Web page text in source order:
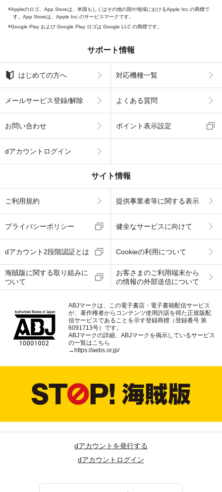
Appleのロゴ、App Storeは、米国もしくはその他の国や地域におけるApple Inc.の商標で
す。App Storeは、Apple Inc.のサービスマークです。
Google Play および Google Play ロゴは Google LLC の商標です。
サポート情報
はじめての方へ 対応機種一覧
メールサービス登録/解除 よくある質問
お問い合わせ ポイント表示設定
dアカウントログイン
サイト情報
ご利用規約 提供事業者等に関する表示
プライバシーポリシー 健全なサービスに向けて
dアカウント2段階認証とは Cookieの利用について
海賊版に関する取り組みに
ついて
お客さまのご利用端末から
の情報の外部送信について
ABJマークは、この電子書店・電子書籍配信サービス
が、著作権者からコンテンツ使用許諾を得た正規版配
信サービスであることを示す登録商標（登録番号 第
6091713号）です。
ABJマークの詳細、ABJマークを掲示しているサービス
の一覧はこちら
→ https://aebs.or.jp/
dアカウントを発行する
dアカウントログイン